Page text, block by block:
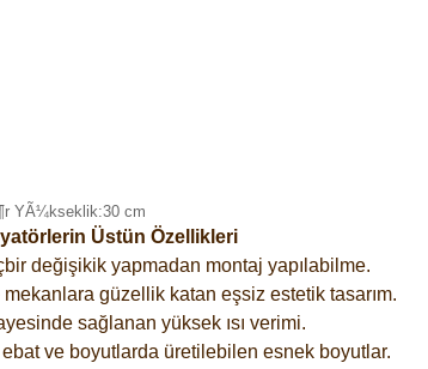
Üstün Özellikleri
değişikik yapmadan montaj yapılabilme.
güzellik katan eşsiz estetik tasarım.
sağlanan yüksek ısı verimi.
ebat ve boyutlarda üretilebilen esnek boyutlar.